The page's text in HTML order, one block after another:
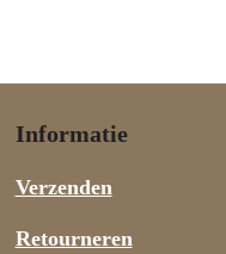
Informatie
Verzenden
Retourneren